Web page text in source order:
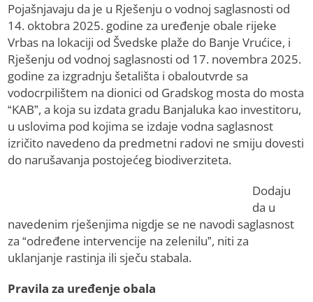
Pojašnjavaju da je u Rješenju o vodnoj saglasnosti od
14. oktobra 2025. godine za uređenje obale rijeke
Vrbas na lokaciji od Švedske plaže do Banje Vrućice, i
Rješenju od vodnoj saglasnosti od 17. novembra 2025.
godine za izgradnju šetališta i obaloutvrde sa
vodocrpilištem na dionici od Gradskog mosta do mosta
“KAB”, a koja su izdata gradu Banjaluka kao investitoru,
u uslovima pod kojima se izdaje vodna saglasnost
izričito navedeno da predmetni radovi ne smiju dovesti
do narušavanja postojećeg biodiverziteta.
Dodaju
da u
navedenim rješenjima nigdje se ne navodi saglasnost
za “određene intervencije na zelenilu”, niti za
uklanjanje rastinja ili sječu stabala.
Pravila za uređenje obala